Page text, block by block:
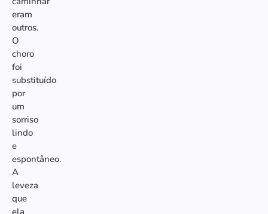
eram
outros.
O
choro
foi
substituído
por
um
sorriso
lindo
e
espontâneo.
A
leveza
que
ela